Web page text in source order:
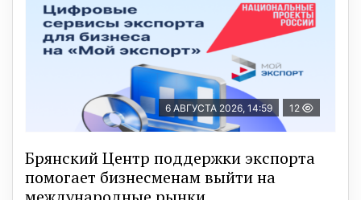
6 АВГУСТА 2026, 14:59 12
Брянский Центр поддержки экспорта
помогает бизнесменам выйти на